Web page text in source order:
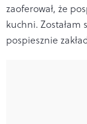
zaoferował, że
kuchni. Zostałam
pospiesznie